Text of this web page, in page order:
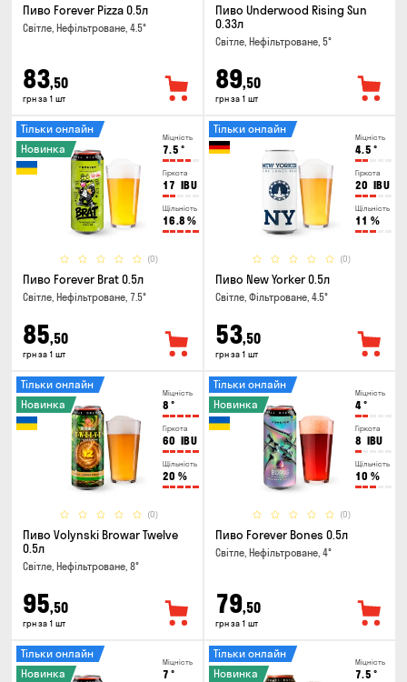
Пиво Forever Pizza 0.5л
Світле, Нефільтроване, 4.5°
83,50
грн за 1 шт
Пиво Underwood Rising Sun
0.33л
Світле, Нефільтроване, 5°
89,50
грн за 1 шт
Міцність
7.5 °
Гіркота
17 IBU
Щільність
16.8 %
(0)
Тільки онлайн
Новинка
Пиво Forever Brat 0.5л
Світле, Нефільтроване, 7.5°
85,50
грн за 1 шт
Міцність
4.5 °
Гіркота
20 IBU
Щільність
11 %
(0)
Тільки онлайн
Пиво New Yorker 0.5л
Світле, Фільтроване, 4.5°
53,50
грн за 1 шт
Міцність
8 °
Гіркота
60 IBU
Щільність
20 %
(0)
Тільки онлайн
Новинка
Пиво Volynski Browar Twelve
0.5л
Світле, Нефільтроване, 8°
95,50
грн за 1 шт
Міцність
4°
Гіркота
8 IBU
Щільність
10 %
(0)
Тільки онлайн
Новинка
Пиво Forever Bones 0.5л
Світле, Нефільтроване, 4°
79,50
грн за 1 шт
Міцність
7 °
Тільки онлайн
Новинка
Міцність
7.5 °
Тільки онлайн
Новинка